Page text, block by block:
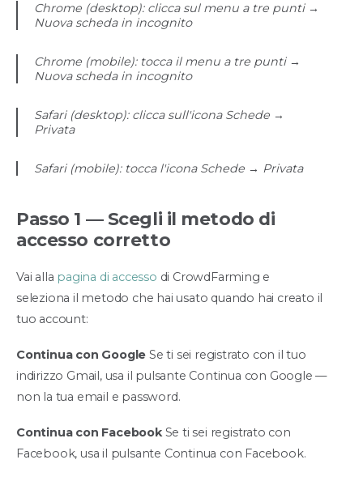
Chrome (desktop): clicca sul menu a tre punti →
Nuova scheda in incognito
Chrome (mobile): tocca il menu a tre punti →
Nuova scheda in incognito
Safari (desktop): clicca sull'icona Schede →
Privata
Safari (mobile): tocca l'icona Schede → Privata
Passo 1 — Scegli il metodo di
accesso corretto
Vai alla pagina di accesso di CrowdFarming e
seleziona il metodo che hai usato quando hai creato il
tuo account:
Continua con Google Se ti sei registrato con il tuo
indirizzo Gmail, usa il pulsante Continua con Google —
non la tua email e password.
Continua con FacebookSe ti sei registrato con
Facebook, usa il pulsante Continua con Facebook.